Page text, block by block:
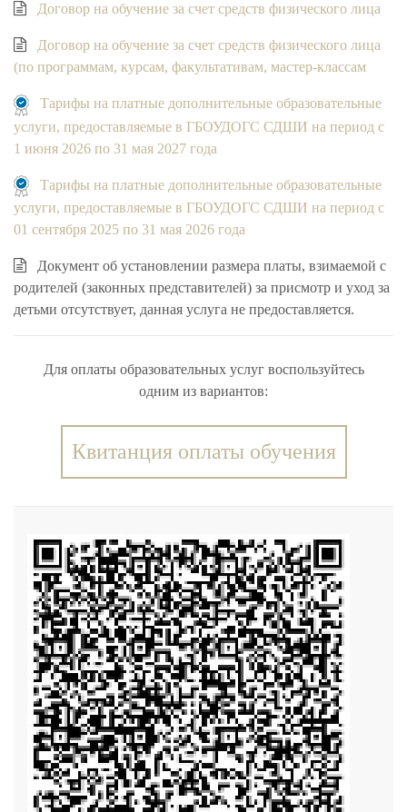
Договор на обучение за счет средств физического лица
Договор на обучение за счет средств физического лица
(по программам, курсам, факультативам, мастер-классам
Тарифы на платные дополнительные образовательные
услуги, предоставляемые в ГБОУДОГС СДШИ на период с
1 июня 2026 по 31 мая 2027 года
Тарифы на платные дополнительные образовательные
услуги, предоставляемые в ГБОУДОГС СДШИ на период с
01 сентября 2025 по 31 мая 2026 года
Документ об установлении размера платы, взимаемой с
родителей (законных представителей) за присмотр и уход за
детьми отсутствует, данная услуга не предоставляется.
Для оплаты образовательных услуг воспользуйтесь
одним из вариантов:
Квитанция оплаты обучения